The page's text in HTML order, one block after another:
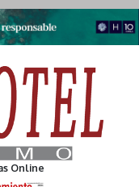
Online